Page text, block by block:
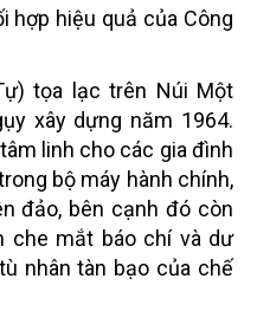
hợp hiệu quả của Công
tọa lạc trên Núi Một
xây dựng năm 1964.
linh cho các gia đình
bộ máy hành chính,
đảo, bên cạnh đó còn
che mắt báo chí và dư
nhân tàn bạo của chế